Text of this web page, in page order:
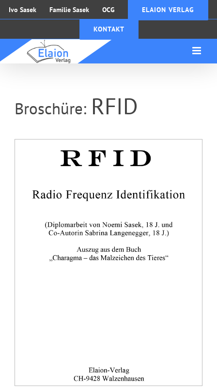
Zum
Inhalt
Ivo Sasek Familie Sasek OCG ELAION VERLAG
KONTAKT
Broschüre: RFID